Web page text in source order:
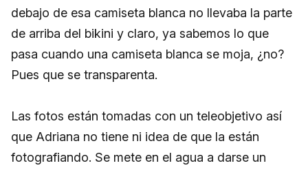
debajo de esa camiseta blanca no llevaba la parte
de arriba del bikini y claro, ya sabemos lo que
pasa cuando una camiseta blanca se moja, ¿no?
Pues que se transparenta.
Las fotos están tomadas con un teleobjetivo así
que Adriana no tiene ni idea de que la están
fotografiando. Se mete en el agua a darse un